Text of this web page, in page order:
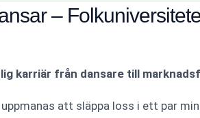
–
karriär från dansare till
att släppa loss i ett par